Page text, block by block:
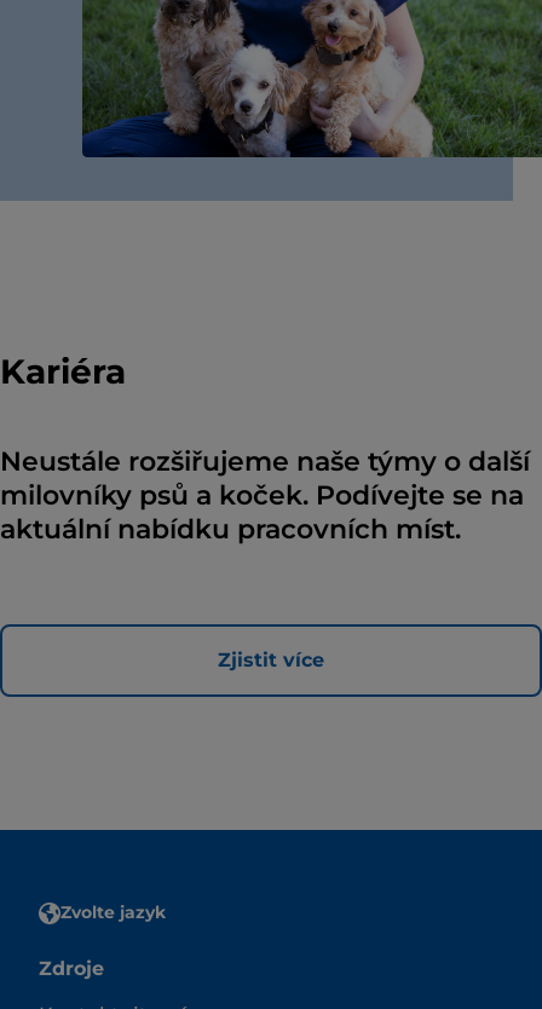
Kariéra
Neustále rozšiřujeme naše týmy o další
milovníky psů a koček. Podívejte se na
aktuální nabídku pracovních míst.
Zjistit více
Zvolte jazyk
Zdroje